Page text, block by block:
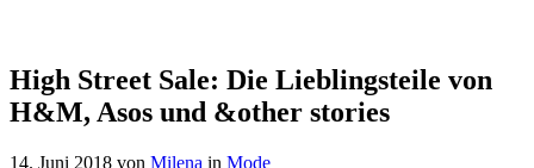
High Street Sale: Die Lieblingsteile von
H&M, Asos und &other stories
14. Juni 2018 von Milena in Mode